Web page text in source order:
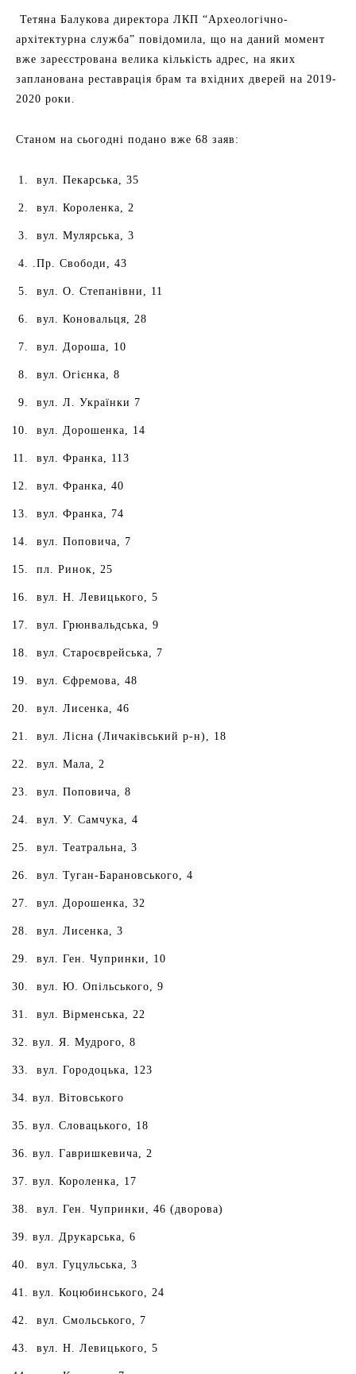
Тетяна Балукова директора ЛКП “Археологічно-
архітектурна служба” повідомила, що на даний момент
вже зареєстрована велика кількість адрес, на яких
запланована реставрація брам та вхідних дверей на 2019-
2020 роки.
Станом на сьогодні подано вже 68 заяв:
вул. Пекарська, 35
вул. Короленка, 2
вул. Мулярська, 3
.Пр. Свободи, 43
вул. О. Степанівни, 11
вул. Коновальця, 28
вул. Дороша, 10
вул. Огієнка, 8
вул. Л. Українки 7
вул. Дорошенка, 14
вул. Франка, 113
вул. Франка, 40
вул. Франка, 74
вул. Поповича, 7
пл. Ринок, 25
вул. Н. Левицького, 5
вул. Грюнвальдська, 9
вул. Староєврейська, 7
вул. Єфремова, 48
вул. Лисенка, 46
вул. Лісна (Личаківський р-н), 18
вул. Мала, 2
вул. Поповича, 8
вул. У. Самчука, 4
вул. Театральна, 3
вул. Туган-Барановського, 4
вул. Дорошенка, 32
вул. Лисенка, 3
вул. Ген. Чупринки, 10
вул. Ю. Опільського, 9
вул. Вірменська, 22
вул. Я. Мудрого, 8
вул. Городоцька, 123
вул. Вітовського
вул. Словацького, 18
вул. Гавришкевича, 2
вул. Короленка, 17
вул. Ген. Чупринки, 46 (дворова)
вул. Друкарська, 6
вул. Гуцульська, 3
вул. Коцюбинського, 24
вул. Смольського, 7
вул. Н. Левицького, 5